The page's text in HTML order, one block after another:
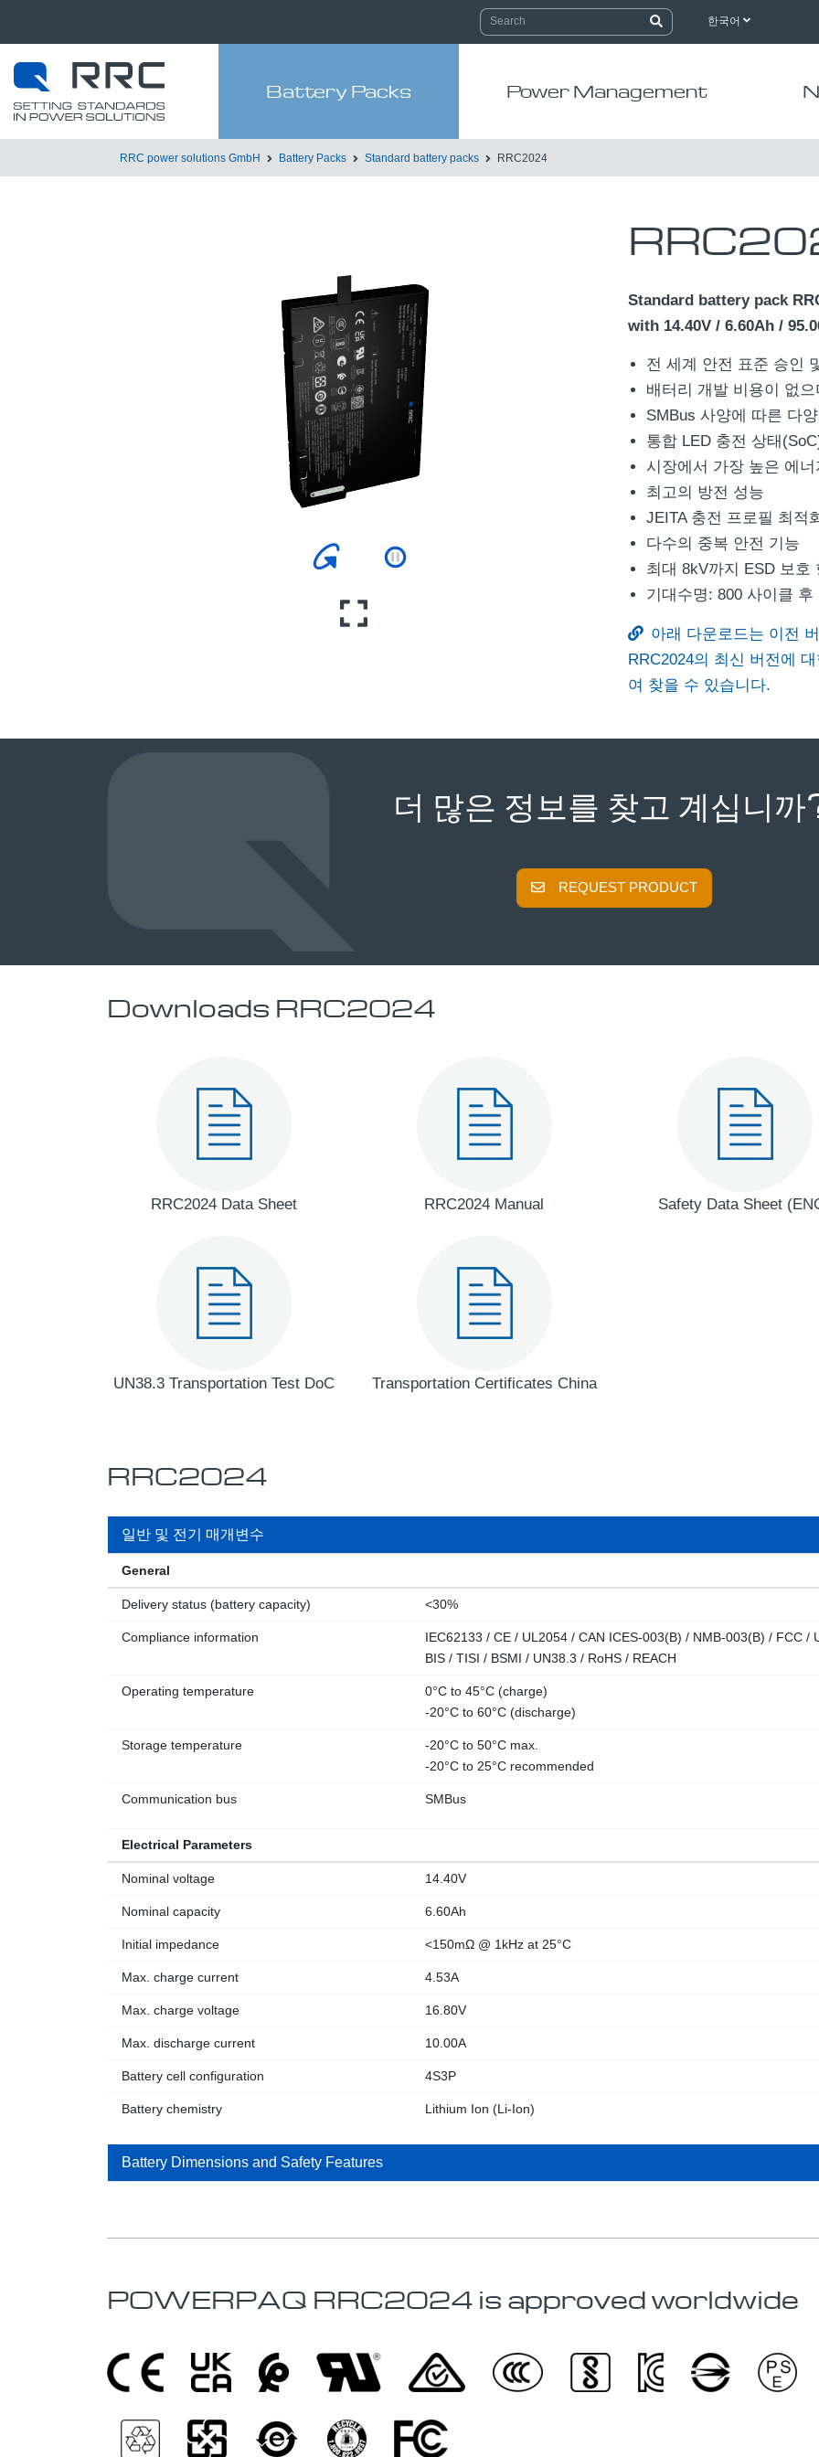
한국어
Battery Packs Power Management
RRC power solutions GmbH Battery Packs Standard battery packs RRC2024
Standard battery pack
with 14.40V / 6.60Ah /
전 세계 안전 표준 승인
배터리 개발 비용이 없
SMBus 사양에 따른 다
통합 LED 충전 상태
시장에서 가장 높은 에
최고의 방전 성능
JEITA 충전 프로필 최적
다수의 중복 안전 기능
최대 8kV까지 ESD 보호
기대수명: 800 사이클
아래 다운로드는 이전
RRC2024의 최신 버전에
여 찾을 수 있습니다.
더 많은 정보를 찾고 계십니
REQUEST PRODUCT
Downloads RRC2024
RRC2024 Data Sheet RRC2024 Manual Safety Data Sheet
UN38.3 Transportation Test DoC Transportation Certificates China
RRC2024
일반 및 전기 매개변수
General
Delivery status (battery capacity) <30%
Compliance information
IEC62133 / CE / UL2054 / CAN ICES-003(B) / NMB-003(B) / FCC /
BIS / TISI / BSMI / UN38.3 / RoHS / REACH
Operating temperature
0°C to 45°C (charge)
-20°C to 60°C (discharge)
Storage temperature
-20°C to 50°C max.
-20°C to 25°C recommended
Communication bus SMBus
Electrical Parameters
Nominal voltage 14.40V
Nominal capacity 6.60Ah
Initial impedance <150mΩ @ 1kHz at 25°C
Max. charge current 4.53A
Max. charge voltage 16.80V
Max. discharge current 10.00A
Battery cell configuration 4S3P
Battery chemistry Lithium Ion (Li-Ion)
Battery Dimensions and Safety Features
POWERPAQ RRC2024 is approved worldwide